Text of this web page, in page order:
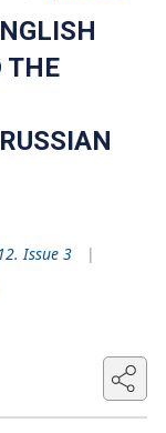
THE
Issue 3